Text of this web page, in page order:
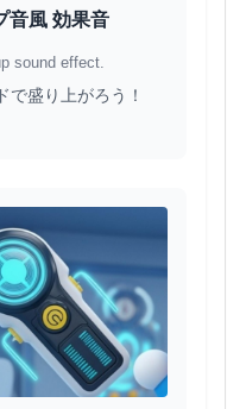
音風 効果音
sound effect.
で盛り上がろう！